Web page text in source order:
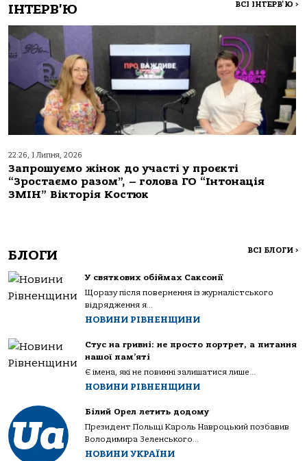
ІНТЕРВ'Ю ВСІ ІНТЕРВ'Ю >
22:26, 1 Липня, 2026
Запрошуємо жінок до участі у проєкті
“Зростаємо разом”, – голова ГО “Інтонація
ЗМІН” Вікторія Костюк
БЛОГИ ВСІ БЛОГИ >
У святкових обіймах Саксонії
Щоразу після повернення із журналістського
відрядження я...
НОВИНИ РІВНЕНЩИНИ
Стус на гривні: не просто портрет, а питання
нашої пам’яті
Є імена, які не повинні залишатися лише...
НОВИНИ РІВНЕНЩИНИ
Білий Орел летить додому
Президент Польщі Кароль Навроцький позбавив
Володимира Зеленського...
НОВИНИ УКРАЇНИ